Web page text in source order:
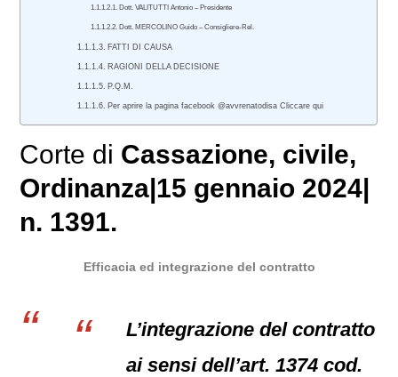
Dott. VALITUTTI Antonio – Presidente
Dott. MERCOLINO Guido – Consigliere-Rel.
FATTI DI CAUSA
RAGIONI DELLA DECISIONE
P.Q.M.
Per aprire la pagina facebook @avvrenatodisa Cliccare qui
Corte di Cassazione, civile,
Ordinanza|15 gennaio 2024|
n. 1391.
Efficacia ed integrazione del contratto
L’integrazione del contratto
ai sensi dell’art. 1374 cod.